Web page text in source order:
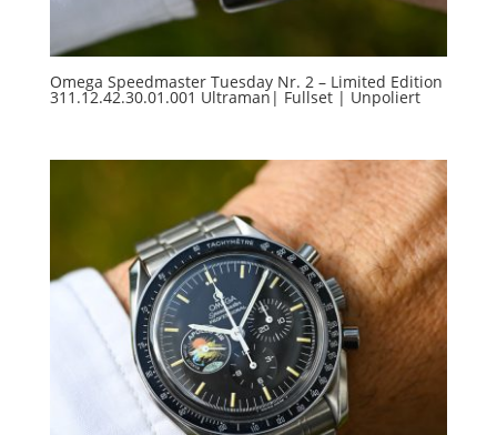
Omega Speedmaster Tuesday Nr. 2 – Limited Edition
311.12.42.30.01.001 Ultraman| Fullset | Unpoliert